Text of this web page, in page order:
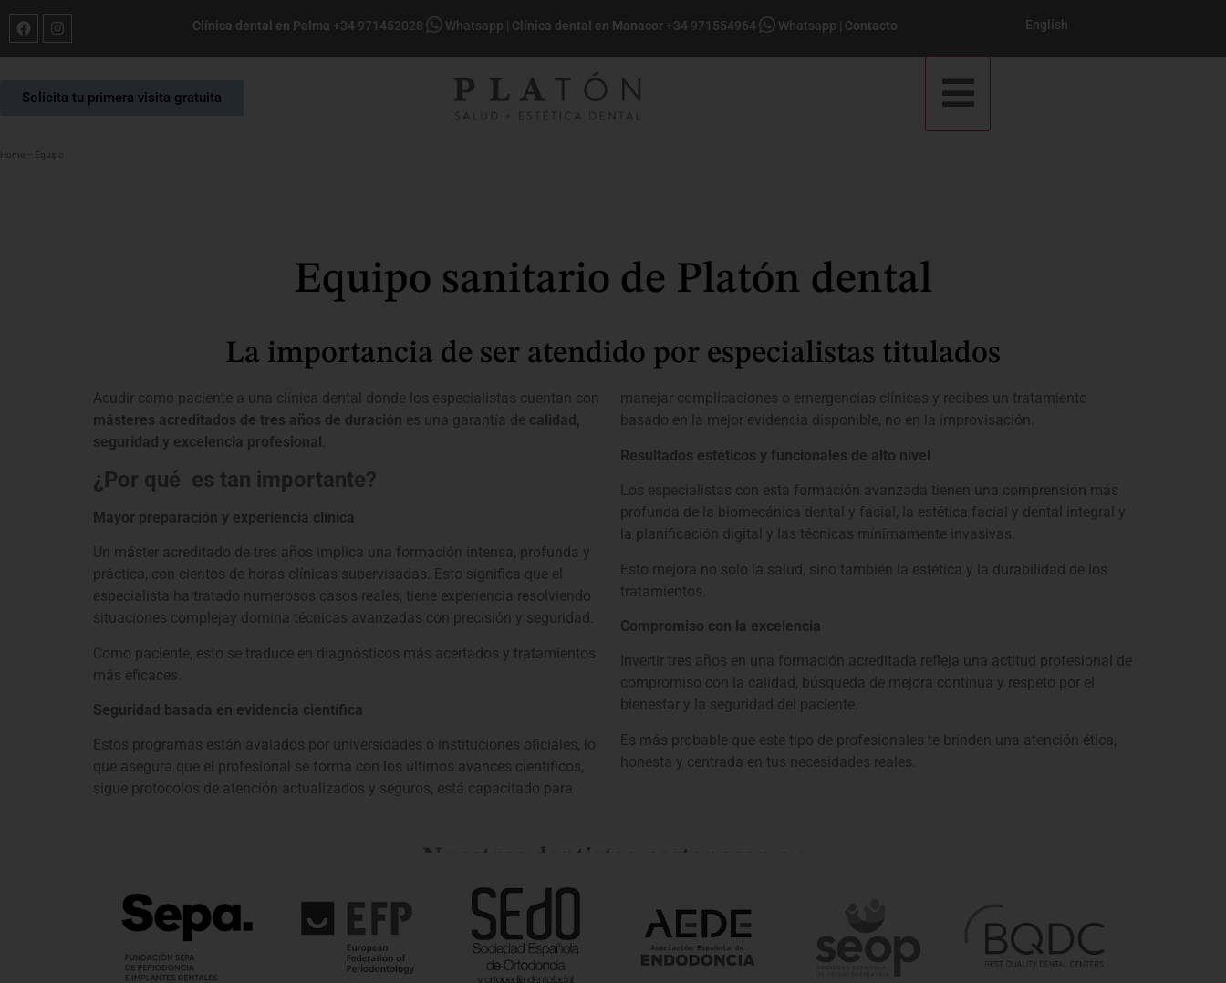
Clínica dental en Palma +34 971452028 Whatsapp | Clínica dental en Manacor +34 971554964 Whatsapp | Contacto English
Solicita tu primera visita gratuita
Home Equipo
Equipo sanitario de Platón dental
La importancia de ser atendido por especialistas titulados
Acudir como paciente a una clínica dental donde los especialistas cuentan con
másteres acreditados de tres años de duración es una garantía de calidad,
seguridad y excelencia profesional
¿Por qué es tan importante?
Mayor preparación y experiencia clínica
Un máster acreditado de tres años implica una formación intensa, profunda y
práctica, con cientos de horas clínicas supervisadas. Esto significa que el
especialista ha tratado numerosos casos reales, t iene experiencia resolviendo
situaciones complejay d omina técnicas avanzadas con precisión y seguridad.
Como paciente, esto se traduce en diagnósticos más acertados y tratamientos
más eficaces.
Seguridad basada en evidencia científica
Estos programas están avalados por universidades o instituciones oficiales, lo
que asegura que el profesional se forma con los últimos avances científicos,
s igue protocolos de atención actualizados y seguros, está capacitado para
manejar complicaciones o emergencias clínicas y recibes un tratamiento
basado en la mejor evidencia disponible, no en la improvisación.
Resultados estéticos y funcionales de alto nivel
Los especialistas con esta formación avanzada tienen una comprensión más
profunda de l a biomecánica dental y facial, l a estética facial y dental integral y
a planificación digital y las técnicas mínimamente invasivas.
Esto mejora no solo la salud, sino también la estética y la durabilidad de los
tratamientos.
Compromiso con la excelencia
Invertir tres años en una formación acreditada refleja una actitud profesional de
compromiso con la calidad, búsqueda de mejora continua y respeto por el
bienestar y la seguridad del paciente.
Es más probable que este tipo de profesionales te brinden una atención ética,
honesta y centrada en tus necesidades reales.
Nuestros dentistas pertenecen a :